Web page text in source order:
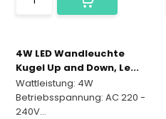
4W LED Wandleuchte
Kugel Up and Down, Le...
Wattleistung: 4W
Betriebsspannung: AC 220 -
240V...